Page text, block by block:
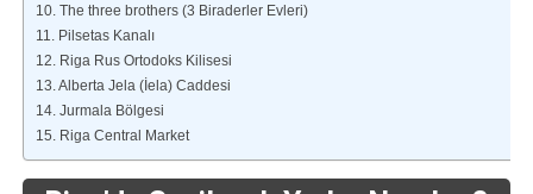
10. The three brothers (3 Biraderler Evleri)
11. Pilsetas Kanalı
12. Riga Rus Ortodoks Kilisesi
13. Alberta Jela (İela) Caddesi
14. Jurmala Bölgesi
15. Riga Central Market